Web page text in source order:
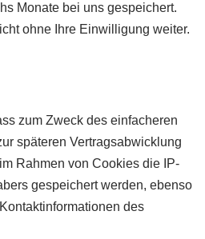
Monate bei uns gespeichert.
ohne Ihre Einwilligung weiter.
zum Zweck des einfacheren
späteren Vertragsabwicklung
Rahmen von Cookies die IP-
gespeichert werden, ebenso
des